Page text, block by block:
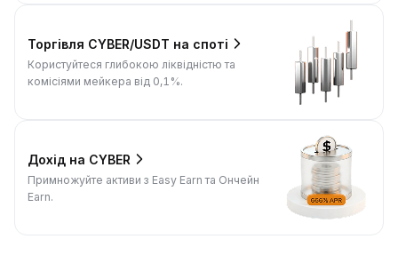
Торгівля CYBER/USDT на споті
Користуйтеся глибокою ліквідністю та
комісіями мейкера від 0,1%.
Дохід на CYBER
Примножуйте активи з Easy Earn та Ончейн
Earn.